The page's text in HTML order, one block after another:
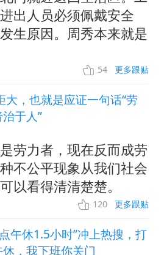
出人员必须佩戴安全
生原因。周秀本来就是
54 更多跟贴
大，也就是应证一句话“劳
于人”
劳力者，现在反而成劳
不公平现象从我们社会
以看得清清楚楚。
120 更多跟贴
午休1.5小时”冲上热搜，打
，我下班你关门